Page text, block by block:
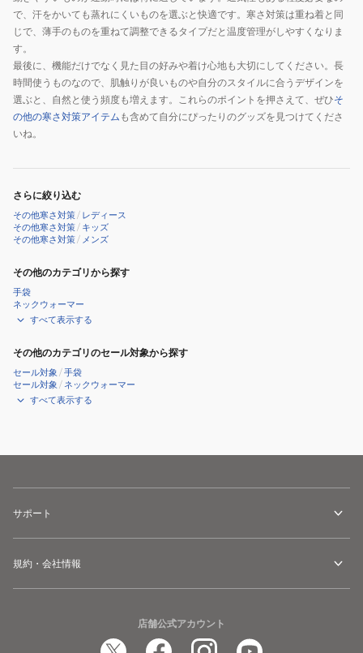
で、汗をかいても蒸れにくいものを選ぶと快適です。寒さ対策は重ね着と同
じで、薄手のものを重ねて調整できるタイプだと温度管理がしやすくなりま
す。
最後に、機能だけでなく見た目の好みや着け心地も大切にしてください。長
時間使うものなので、肌触りが良いものや自分のスタイルに合うデザインを
選ぶと、自然と使う頻度も増えます。これらのポイントを押さえて、ぜひそ
の他の寒さ対策アイテム も含めて自分にぴったりのグッズを見つけてくださ
いね。
さらに絞り込む
その他寒さ対策/ レディース
その他寒さ対策/ キッズ
その他寒さ対策/ メンズ
その他のカテゴリから探す
手袋
ネックウォーマー
すべて表示する
その他のカテゴリのセール対象から探す
セール対象 /手袋
セール対象 / ネックウォーマー
すべて表示する
サポート
規約・会社情報
店舗公式アカウント